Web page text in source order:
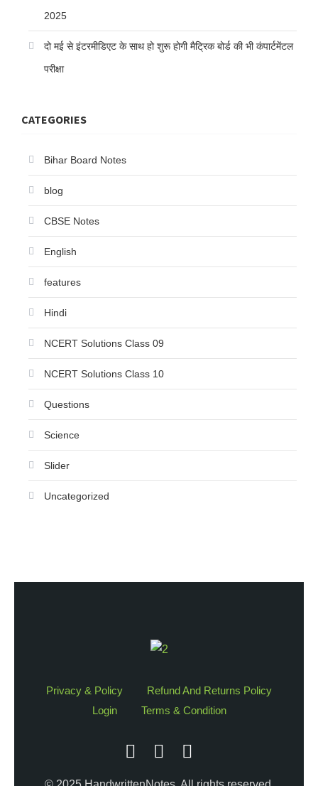
2025
दो मई से इंटरमीडिएट के साथ हो शुरू होगी मैट्रिक बोर्ड की भी कंपार्टमेंटल
परीक्षा
CATEGORIES
Bihar Board Notes
blog
CBSE Notes
English
features
Hindi
NCERT Solutions Class 09
NCERT Solutions Class 10
Questions
Science
Slider
Uncategorized
Privacy & Policy
Refund And Returns Policy
Login
Terms & Condition